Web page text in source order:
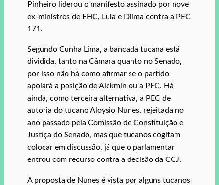
Pinheiro liderou o manifesto assinado por nove
ex-ministros de FHC, Lula e Dilma contra a PEC
171.
Segundo Cunha Lima, a bancada tucana está
dividida, tanto na Câmara quanto no Senado,
por isso não há como afirmar se o partido
apoiará a posição de Alckmin ou a PEC. Há
ainda, como terceira alternativa, a PEC de
autoria do tucano Aloysio Nunes, rejeitada no
ano passado pela Comissão de Constituição e
Justiça do Senado, mas que tucanos cogitam
colocar em discussão, já que o parlamentar
entrou com recurso contra a decisão da CCJ.
A proposta de Nunes é vista por alguns tucanos